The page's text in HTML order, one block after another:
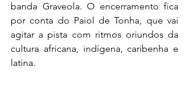
banda Graveola. O encerramento fica
por conta do Paiol de Tonha, que vai
agitar a pista com ritmos oriundos da
cultura africana, indígena, caribenha e
latina.